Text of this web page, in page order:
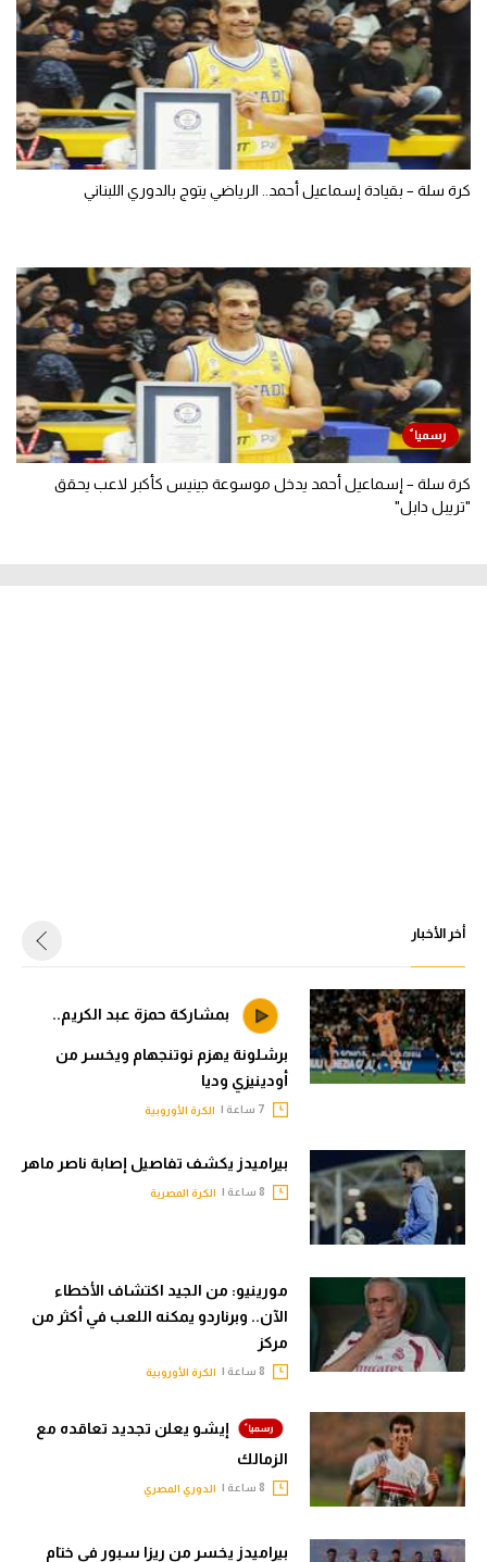
كرة سلة – بقيادة إسماعيل أحمد.. الرياضي يتوج بالدوري اللبناني
كرة سلة – إسماعيل أحمد يدخل موسوعة جينيس كأكبر لاعب يحقق
"تريبل دابل"
أخر الأخبار
بمشاركة حمزة عبد الكريم..
برشلونة يهزم نوتنجهام ويخسر من
أودينيزي وديا
الكرة الأوروبية
بيراميدز يكشف تفاصيل إصابة ناصر ماهر
الكرة المصرية
مورينيو: من الجيد اكتشاف الأخطاء
الآن.. وبرناردو يمكنه اللعب في أكثر من
مركز
الكرة الأوروبية
إيشو يعلن تجديد تعاقده مع
الزمالك
الدوري المصري
بيراميدز يخسر من ريزا سبور في ختام